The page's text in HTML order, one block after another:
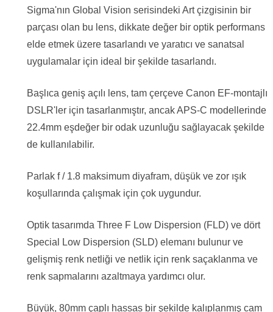
Sigma'nın Global Vision serisindeki Art çizgisinin bir
parçası olan bu lens, dikkate değer bir optik performans
elde etmek üzere tasarlandı ve yaratıcı ve sanatsal
uygulamalar için ideal bir şekilde tasarlandı.
Başlıca geniş açılı lens, tam çerçeve Canon EF-montajlı
DSLR'ler için tasarlanmıştır, ancak APS-C modellerinde
22.4mm eşdeğer bir odak uzunluğu sağlayacak şekilde
de kullanılabilir.
Parlak f / 1.8 maksimum diyafram, düşük ve zor ışık
koşullarında çalışmak için çok uygundur.
Optik tasarımda Three F Low Dispersion (FLD) ve dört
Special Low Dispersion (SLD) elemanı bulunur ve
gelişmiş renk netliği ve netlik için renk saçaklanma ve
renk sapmalarını azaltmaya yardımcı olur.
Büyük, 80mm çaplı hassas bir şekilde kalıplanmış cam